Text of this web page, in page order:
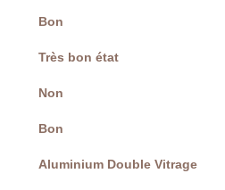
Bon
Très bon état
Non
Bon
Aluminium Double Vitrage